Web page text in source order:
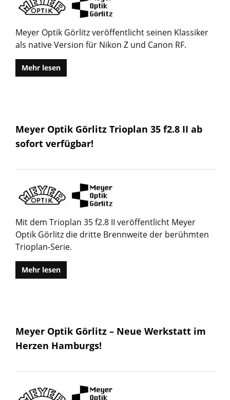
Meyer Optik Görlitz veröffentlicht seinen Klassiker
als native Version für Nikon Z und Canon RF.
Mehr lesen
Meyer Optik Görlitz Trioplan 35 f2.8 II ab
sofort verfügbar!
Mit dem Trioplan 35 f2.8 II veröffentlicht Meyer
Optik Görlitz die dritte Brennweite der berühmten
Trioplan-Serie.
Mehr lesen
Meyer Optik Görlitz – Neue Werkstatt im
Herzen Hamburgs!